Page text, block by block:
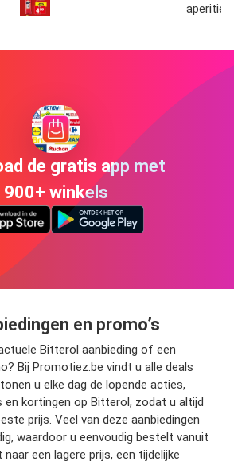
aperitief
de gratis app met
900+ winkels
en promo’s
Bitterol aanbieding of een
Bij Promotiez.be vindt u alle deals
u elke dag de lopende acties,
en kortingen op Bitterol, zodat u altijd
prijs. Veel van deze aanbiedingen
waardoor u eenvoudig bestelt vanuit
een lagere prijs, een tijdelijke